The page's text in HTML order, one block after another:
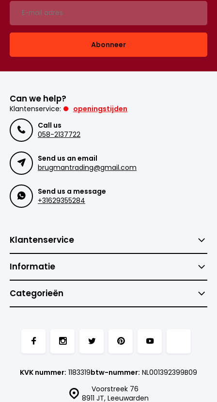
Abonneer
Can we help?
Klantenservice:
openingstijden
Call us
058-2137722
Send us an email
brugmantrading@gmail.com
Send us a message
+31629355284
Klantenservice
Informatie
Categorieën
Voorstreek 76
8911 JT, Leeuwarden
KVK nummer: 1183319btw-nummer: NL001392399B09